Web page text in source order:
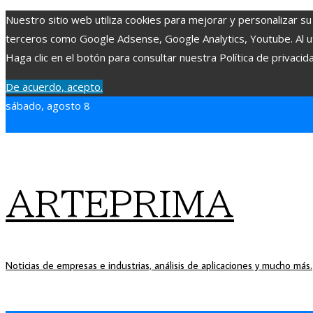
Nuestro sitio web utiliza cookies para mejorar y personalizar
terceros como Google Adsense, Google Analytics, Youtube.
Haga clic en el botón para consultar nuestra Política de
De acuerdo, acepto.
sábado, agosto 8
ARTEPRIMA
Noticias de empresas e industrias, análisis de aplicaciones y mucho más.